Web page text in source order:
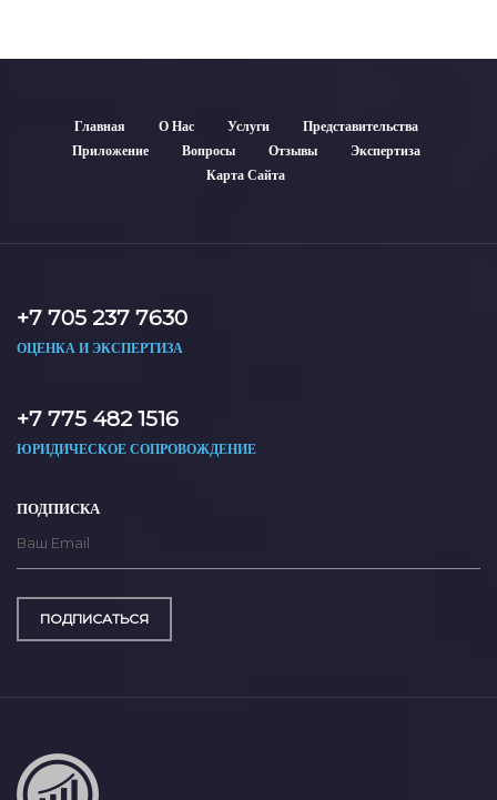
Главная О Нас Услуги
Представительства
Приложение
Вопросы Отзывы
Экспертиза
Карта Сайта
+7 705 237 7630
ОЦЕНКА И ЭКСПЕРТИЗА
+7 775 482 1516
ЮРИДИЧЕСКОЕ СОПРОВОЖДЕНИЕ
ПОДПИСКА
ПОДПИСАТЬСЯ